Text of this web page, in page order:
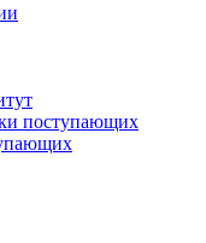
поступающих